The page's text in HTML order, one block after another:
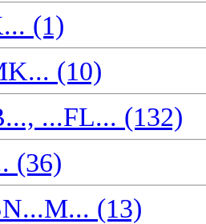
(1)
(10)
...FL... (132)
(36)
(13)